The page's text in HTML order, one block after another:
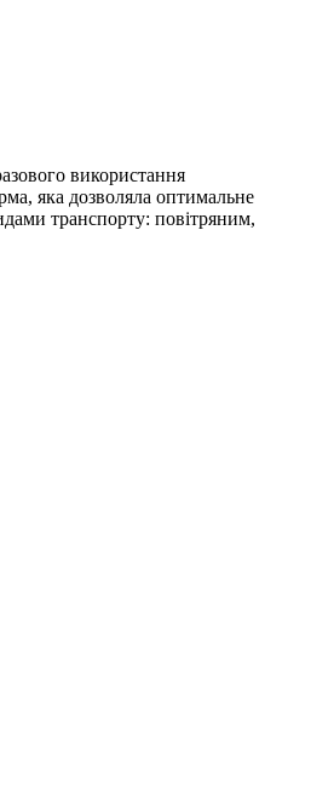
використання
яка дозволяла оптимальне
транспорту: повітряним,